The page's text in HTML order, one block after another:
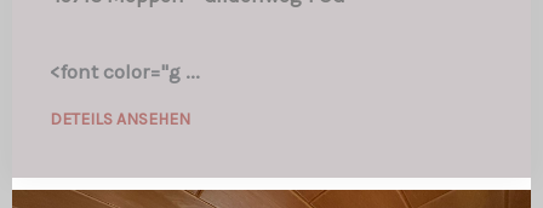
<font color="g ...
DETEILS ANSEHEN